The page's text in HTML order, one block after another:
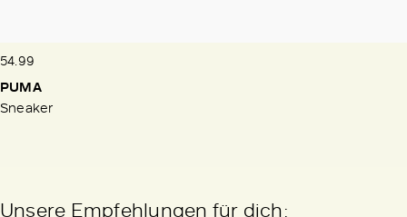
54.99
PUMA
Sneaker
Unsere Empfehlungen für dich: